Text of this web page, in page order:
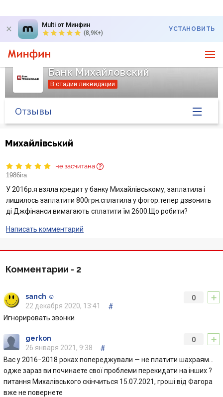
Multi от Минфин
(8,9K+)
УСТАНОВИТЬ
Банк Михайловский
В стадии ликвидации
Банк в новостях
Курс валют в банке
Вопросы банку
Отзывы
Счета для бизнеса
Михайлівський
не засчитана
1986ira
У 2016р.я взяла кредит у банку Михайлівському, заплатила і
лишилось заплатити 800грн.сплатила у фогор.тепер дзвонить
ді Джфінанси вимагають сплатити їм 2600.Що робити?
Написать комментарий
Комментарии - 2
+
0
sanch ☺
22 декабря 2020, 13:41
#
Игнорировать звонки
+
0
gerkon
26 января 2021, 9:38
#
Вас у 2016−2018 роках попереджували — не платити шахраям…
одже зараз ви починаете свої проблеми перекидати на інших ?
питання Михалівського скінчиться 15.07.2021, гроші від Фагора
вже не повернете